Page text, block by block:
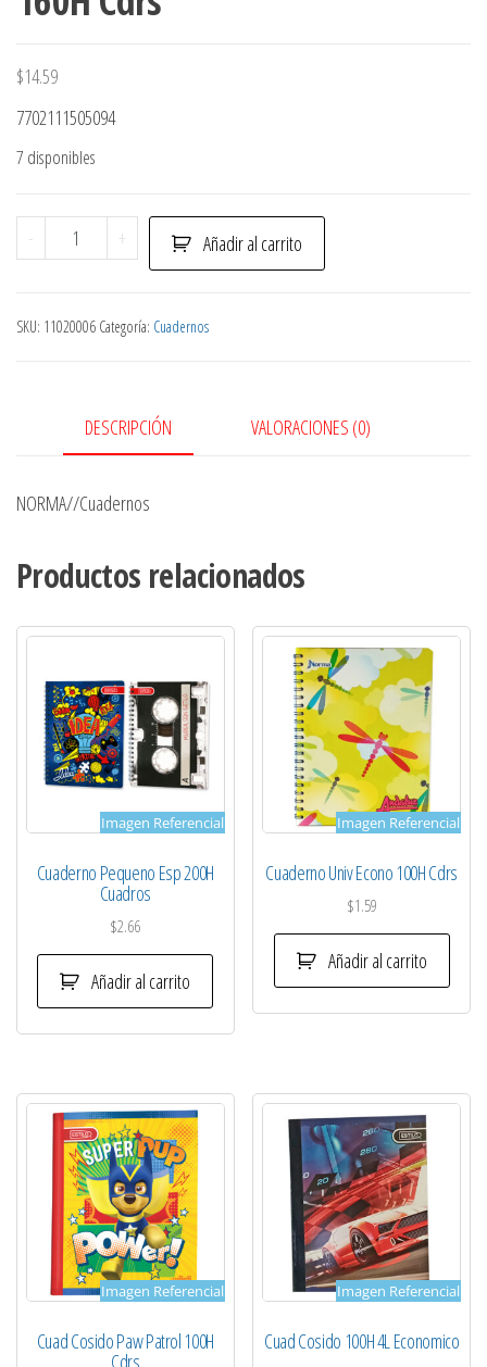
$14.59
7702111505094
7 disponibles
-
Cuaderno
Univ
Fusion
+ Añadir al carrito
SKU: 11020006 Categoría: Cuadernos
DESCRIPCIÓN VALORACIONES (0)
NORMA//Cuadernos
Productos relacionados
Imagen Referencial
Cuaderno Pequeno Esp 200H
Cuadros
$2.66
Añadir al carrito
Imagen Referencial
Cuaderno Univ Econo 100H Cdrs
$1.59
Añadir al carrito
Imagen Referencial
Cuad Cosido Paw Patrol 100H
Cdrs
Imagen Referencial
Cuad Cosido 100H 4L Economico